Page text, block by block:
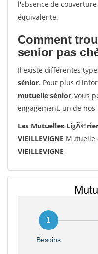
l'absence de
équivalente.
Comment
senior pas
Il existe différentes
sénior. Pour plus
mutuelle sénior, vous
engagement, un de
Les Mutuelles
VIEILLEVIGNE Mutuelle
VIEILLEVIGNE